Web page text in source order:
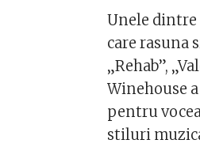
Unele dintre
care rasuna
„Rehab”,
Winehouse
pentru
stiluri